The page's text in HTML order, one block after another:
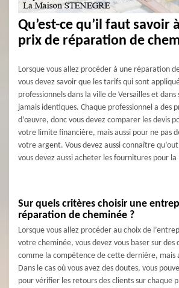
Qu’est-ce qu’il faut savoir
prix de réparation de
Lorsque vous allez procéder à une réparation
vous devez savoir que les tarifs qui sont
professionnels dans la ville de Versailles et dans
jamais identiques. Chaque professionnel a des
d’œuvre, donc vous devez comparer les devis
votre limite financière, mais aussi pour ne pas
votre argent. Vous devez aussi connaître
vous devez aussi acheter les fournitures pour
Sur quels critères choisir une
réparation de cheminée ?
Lorsque vous allez procéder au choix de
votre cheminée, vous devez vous baser sur
comme la compétence de cette dernière, mais
Dans le cas où vous avez des doutes, vous
pour vérifier les retours des clients sur chaque